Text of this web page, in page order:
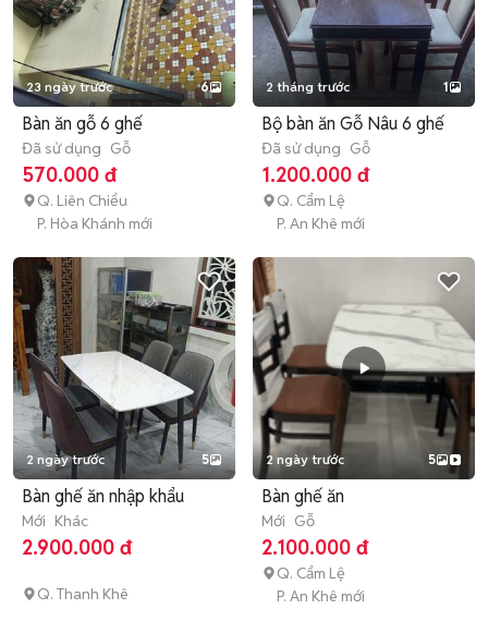
23 ngày trước 6
Bàn ăn gỗ 6 ghế
Đã sử dụng Gỗ
570.000 đ
Q. Liên Chiểu
P. Hòa Khánh mới
2 tháng trước 1
Bộ bàn ăn Gỗ Nâu 6 ghế
Đã sử dụng Gỗ
1.200.000 đ
Q. Cẩm Lệ
P. An Khê mới
2 ngày trước 5
Bàn ghế ăn nhập khẩu
Mới Khác
2.900.000 đ
Q. Thanh Khê
2 ngày trước 5
Bàn ghế ăn
Mới Gỗ
2.100.000 đ
Q. Cẩm Lệ
P. An Khê mới